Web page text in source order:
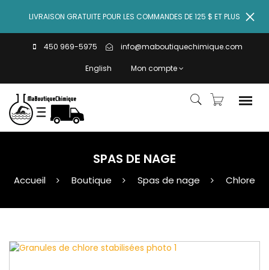
LIVRAISON GRATUITE POUR LES COMMANDES DE 125 $ ET PLUS
450 969-5975 info@maboutiquechimique.com
English Mon compte
SPAS DE NAGE
Accueil Boutique Spas de nage Chlore